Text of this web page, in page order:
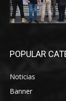
POPULAR
Noticias
Banner